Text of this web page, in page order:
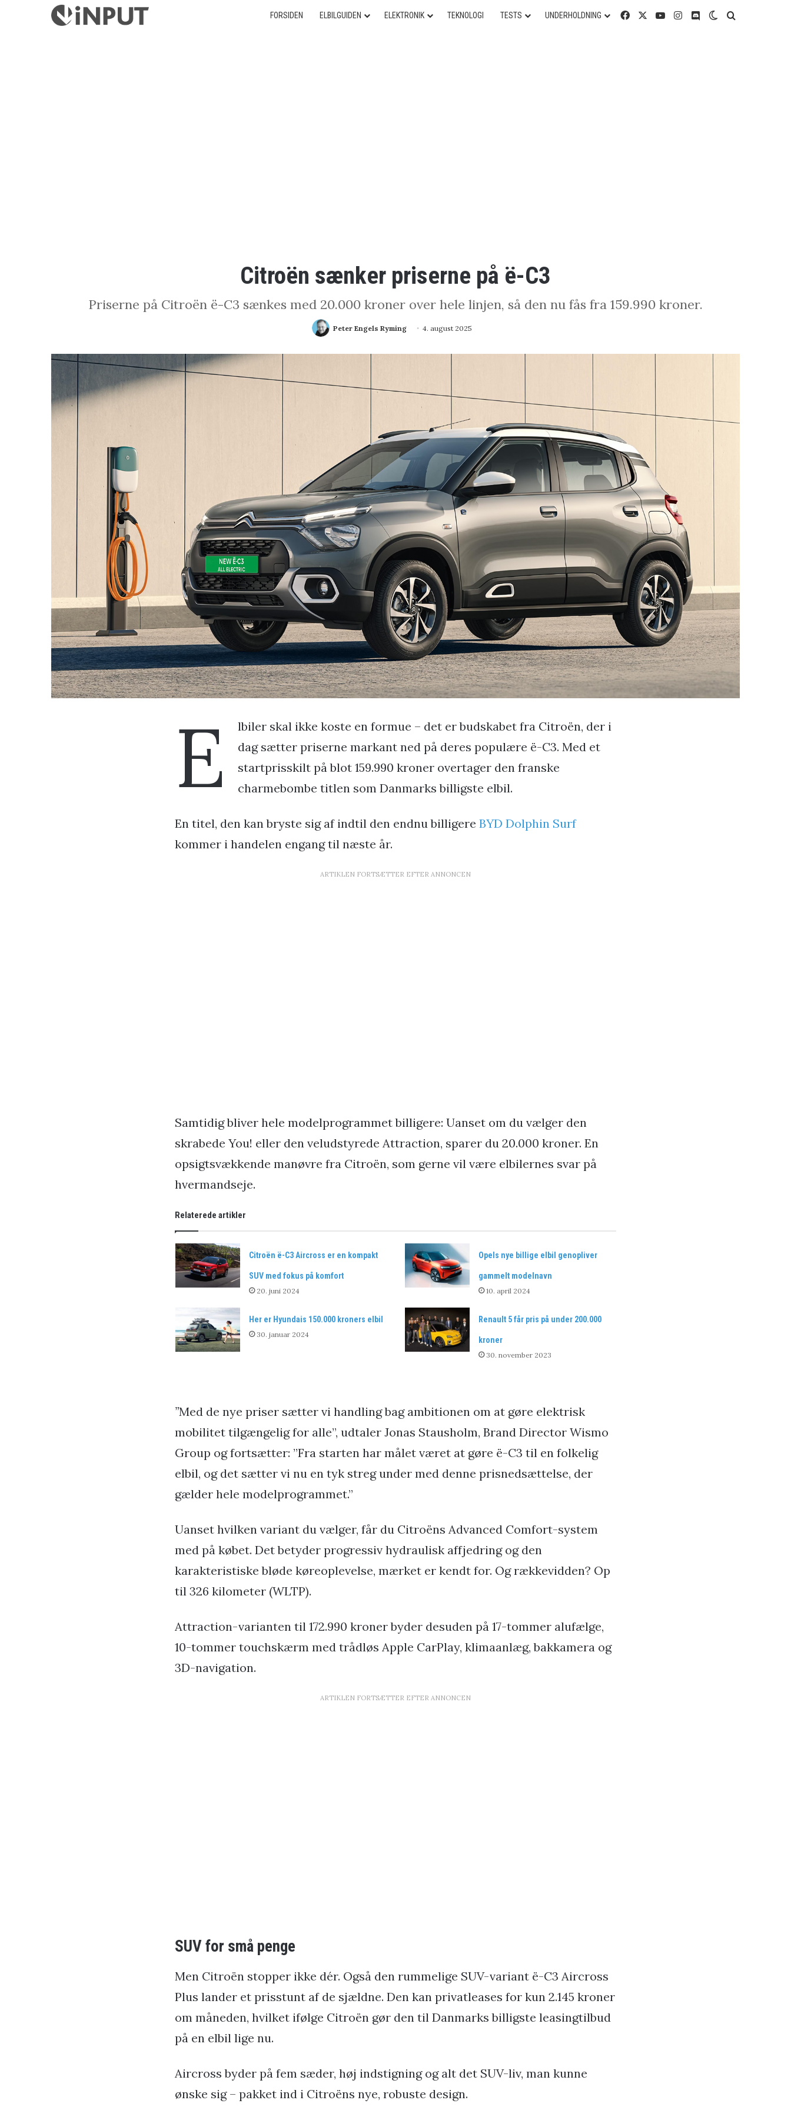
FORSIDEN ELBILGUIDEN ELEKTRONIK TEKNOLOGI TESTS UNDERHOLDNING FacebookYouTubeInstagram
DiscordSwitch skin
Citroën sænker priserne på ë-C3
Priserne på Citroën ë-C3 sænkes med 20.000 kroner over hele linjen, så den nu fås fra 159.990 kroner.
Peter Engels Ryming 4. august 2025
E
lbiler skal ikke koste en formue – det er budskabet fra Citroën, der i
dag sætter priserne markant ned på deres populære ë-C3. Med et
startprisskilt på blot 159.990 kroner overtager den franske
charmebombe titlen som Danmarks billigste elbil.
En titel, den kan bryste sig af indtil den endnu billigere BYD Dolphin Surf
kommer i handelen engang til næste år.
ARTIKLEN FORTSÆTTER EFTER ANNONCEN
Samtidig bliver hele modelprogrammet billigere: Uanset om du vælger den
skrabede You! eller den veludstyrede Attraction, sparer du 20.000 kroner. En
opsigtsvækkende manøvre fra Citroën, som gerne vil være elbilernes svar på
hvermandseje.
Relaterede artikler
Citroën ë-C3 Aircross er en kompakt
SUV med fokus på komfort
20. juni 2024
Opels nye billige elbil genopliver
gammelt modelnavn
10. april 2024
Her er Hyundais 150.000 kroners elbil
30. januar 2024
Renault 5 får pris på under 200.000
kroner
30. november 2023
”Med de nye priser sætter vi handling bag ambitionen om at gøre elektrisk
mobilitet tilgængelig for alle”, udtaler Jonas Stausholm, Brand Director Wismo
Group og fortsætter: ”Fra starten har målet været at gøre ë-C3 til en folkelig
elbil, og det sætter vi nu en tyk streg under med denne prisnedsættelse, der
gælder hele modelprogrammet.”
Uanset hvilken variant du vælger, får du Citroëns Advanced Comfort-system
med på købet. Det betyder progressiv hydraulisk affjedring og den
karakteristiske bløde køreoplevelse, mærket er kendt for. Og rækkevidden? Op
til 326 kilometer (WLTP).
Attraction-varianten til 172.990 kroner byder desuden på 17-tommer alufælge,
10-tommer touchskærm med trådløs Apple CarPlay, klimaanlæg, bakkamera og
3D-navigation.
ARTIKLEN FORTSÆTTER EFTER ANNONCEN
SUV for små penge
Men Citroën stopper ikke dér. Også den rummelige SUV-variant ë-C3 Aircross
Plus lander et prisstunt af de sjældne. Den kan privatleases for kun 2.145 kroner
om måneden, hvilket ifølge Citroën gør den til Danmarks billigste leasingtilbud
på en elbil lige nu.
Aircross byder på fem sæder, høj indstigning og alt det SUV-liv, man kunne
ønske sig – pakket ind i Citroëns nye, robuste design.